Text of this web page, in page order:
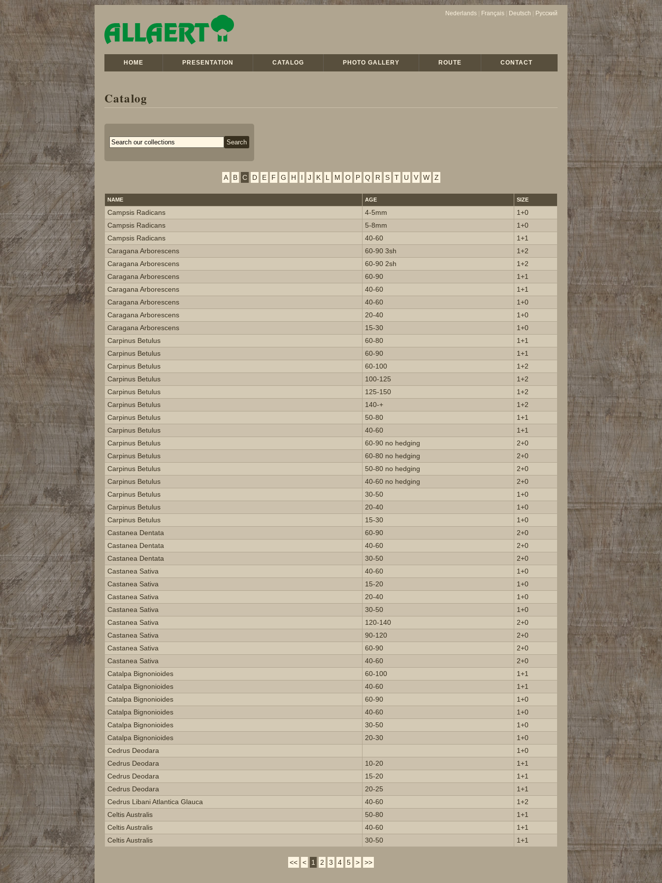
Nederlands Français Deutsch Русский
HOME PRESENTATION CATALOG PHOTO GALLERY ROUTE CONTACT
Catalog
A B C D E F G H I J K L M O P Q R S T U V W Z
NAME AGE SIZE
Campsis Radicans 4-5mm
1+0
Campsis Radicans
5-8mm
1+0
Campsis Radicans
40-60
1+1
Caragana Arborescens
60-90 3sh
1+2
Caragana Arborescens
60-90 2sh
1+2
Caragana Arborescens
60-90
1+1
Caragana Arborescens
40-60
1+1
Caragana Arborescens
40-60
1+0
Caragana Arborescens
20-40
1+0
Caragana Arborescens
15-30
1+0
Carpinus Betulus
60-80
1+1
Carpinus Betulus
60-90
1+1
Carpinus Betulus
60-100
1+2
Carpinus Betulus
100-125
1+2
Carpinus Betulus
125-150
1+2
Carpinus Betulus
140-+
1+2
Carpinus Betulus
50-80
1+1
Carpinus Betulus
40-60
1+1
Carpinus Betulus
60-90 no hedging
2+0
Carpinus Betulus
60-80 no hedging
2+0
Carpinus Betulus
50-80 no hedging
2+0
Carpinus Betulus
40-60 no hedging
2+0
Carpinus Betulus
30-50
1+0
Carpinus Betulus
20-40
1+0
Carpinus Betulus
15-30
1+0
Castanea Dentata
60-90
2+0
Castanea Dentata
40-60
2+0
Castanea Dentata
30-50
2+0
Castanea Sativa
40-60
1+0
Castanea Sativa
15-20
1+0
Castanea Sativa
20-40
1+0
Castanea Sativa
30-50
1+0
Castanea Sativa
120-140
2+0
Castanea Sativa
90-120
2+0
Castanea Sativa
60-90
2+0
Castanea Sativa
40-60
2+0
Catalpa Bignonioides
60-100
1+1
Catalpa Bignonioides
40-60
1+1
Catalpa Bignonioides
60-90
1+0
Catalpa Bignonioides
40-60
1+0
Catalpa Bignonioides
30-50
1+0
Catalpa Bignonioides
20-30
1+0
Cedrus Deodara
1+0
Cedrus Deodara
10-20
1+1
Cedrus Deodara
15-20
1+1
Cedrus Deodara
20-25
1+1
Cedrus Libani Atlantica Glauca
40-60
1+2
Celtis Australis
50-80
1+1
Celtis Australis
40-60
1+1
Celtis Australis
30-50 1+1
<< < 1 2 3 4 5 > >>